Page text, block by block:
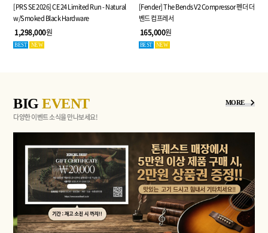
[PRS SE 2026] CE 24 Limited Run - Natural
w/Smoked Black Hardware
1,298,000원
BEST NEW
[Fender] The Bends V2 Compressor 펜더 더
벤드 컴프레서
165,000원
BEST NEW
BIGEVENT MORE
다양한 이벤트 소식을 만나보세요!